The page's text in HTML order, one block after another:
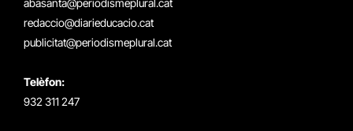
abasanta@periodismeplural.cat
redaccio@diarieducacio.cat
publicitat@periodismeplural.cat
Telèfon:
932 311 247